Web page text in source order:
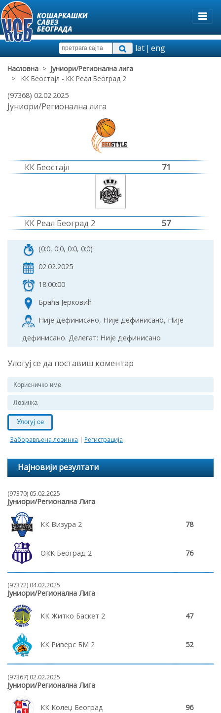
lat|eng
Насловна > Јуниори/Регионална лига
> КК Беостајл - КК Реал Београд 2
(97368) 02.02.2025
Јуниори/Регионална лига
КК Беостајл 71
КК Реал Београд 2 57
(0:0, 0:0, 0:0, 0:0)
02.02.2025
18:00:00
Браћа Јерковић
Није дефинисано, Није дефинисано, Није
дефинисано. Делегат: Није дефинисано
Улогуј се да поставиш коментар
Улогуј се
Заборављена лозинка | Регистрација
Најновији резултати
(97370) 05.02.2025
Јуниори/Регионална Лига
КК Визура 2 78
ОКК Београд 2 76
(97372) 04.02.2025
Јуниори/Регионална Лига
КК Житко Баскет 2 47
КК Риверс БМ 2 52
(97367) 02.02.2025
Јуниори/Регионална Лига
КК Колеџ Београд 96